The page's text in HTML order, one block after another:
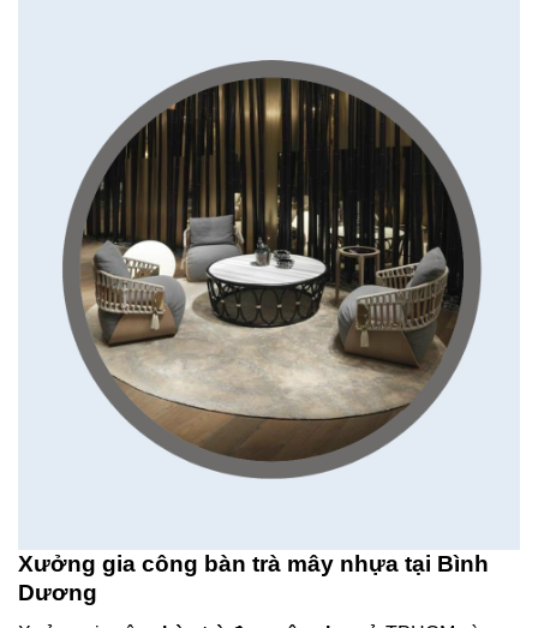
Xưởng gia công bàn trà mây nhựa tại Bình
Dương